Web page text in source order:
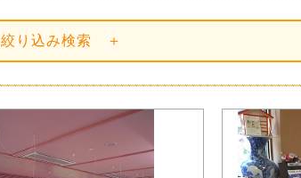
絞り込み検索 ＋